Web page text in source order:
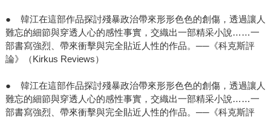
● 韓江在這部作品探討殘暴政治帶來形形色色的創傷，透過讓人
難忘的細節與穿透人心的感性事實，交織出一部精采小說……一
部書寫強烈、帶來衝擊與完全貼近人性的作品。──《科克斯評
論》（Kirkus Reviews）
● 韓江在這部作品探討殘暴政治帶來形形色色的創傷，透過讓人
難忘的細節與穿透人心的感性事實，交織出一部精采小說……一
部書寫強烈、帶來衝擊與完全貼近人性的作品。──《科克斯評